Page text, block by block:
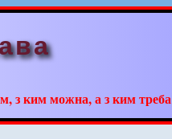
з ким можна, а з ким треба